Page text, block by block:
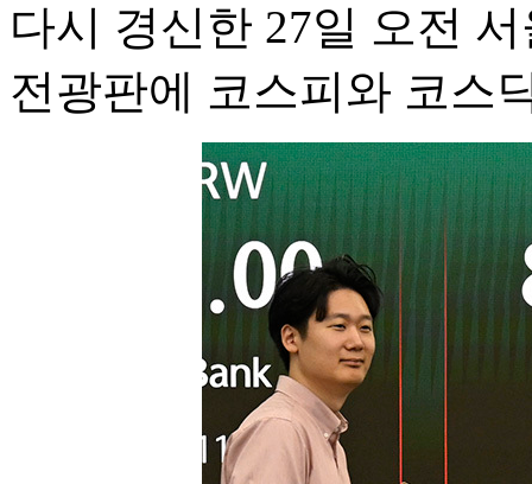
다시 경신한 27일 오전
전광판에 코스피와 코스